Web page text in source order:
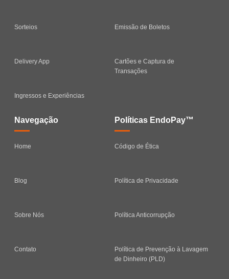
Sorteios
Delivery App
Ingressos e Experiências
Emissão de Boletos
Cartões e Captura de
Transações
Navegação
Home
Blog
Sobre Nós
Contato
Políticas EndoPay™
Código de Ética
Política de Privacidade
Política Anticorrupção
Política de Prevenção à Lavagem
de Dinheiro (PLD)